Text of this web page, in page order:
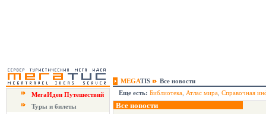
MEGATIS
Все новости
МегаИдеи Путешествий
Туры и билеты
Еще есть: Библиотека Атлас мира Справочная
Все новости